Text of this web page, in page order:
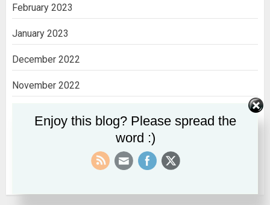
February 2023
January 2023
December 2022
November 2022
Enjoy this blog? Please spread the
word :)